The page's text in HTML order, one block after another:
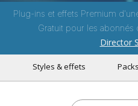
Plug-ins et effets Premium
Gratuit pour les abonnés
Director
Styles & effets